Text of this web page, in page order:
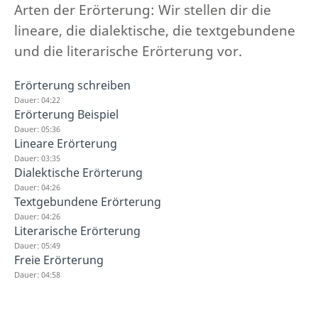
Arten der Erörterung: Wir stellen dir die
lineare, die dialektische, die textgebundene
und die literarische Erörterung vor.
Erörterung schreiben
Dauer: 04:22
Erörterung Beispiel
Dauer: 05:36
Lineare Erörterung
Dauer: 03:35
Dialektische Erörterung
Dauer: 04:26
Textgebundene Erörterung
Dauer: 04:26
Literarische Erörterung
Dauer: 05:49
Freie Erörterung
Dauer: 04:58